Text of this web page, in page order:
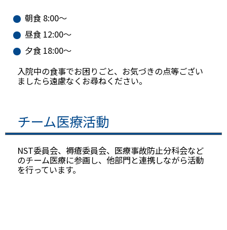
朝食 8:00～
昼食 12:00～
夕食 18:00～
入院中の食事でお困りごと、お気づきの点等ござい
ましたら遠慮なくお尋ねください。
チーム医療活動
NST委員会、褥瘡委員会、医療事故防止分科会など
のチーム医療に参画し、他部門と連携しながら活動
を行っています。